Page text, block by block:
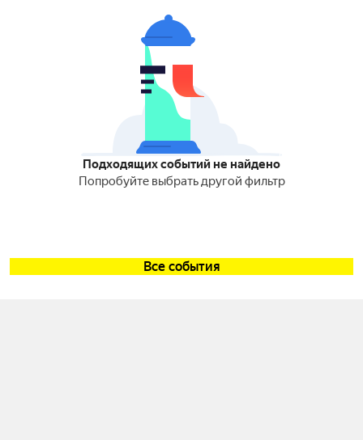
Подходящих событий не найдено
Попробуйте выбрать другой фильтр
Все события